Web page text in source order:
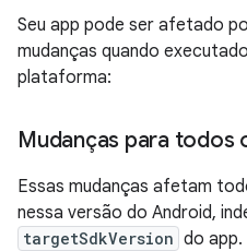
Seu app pode ser afetado
mudanças quando
plataforma:
Mudanças para todos
Essas mudanças afetam
nessa versão do Android,
targetSdkVersion do app.